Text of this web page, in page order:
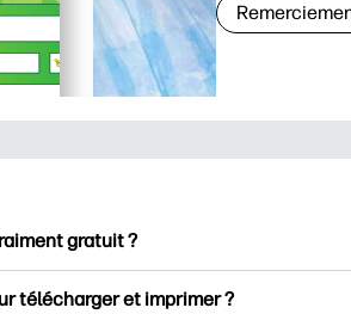
gratuit ?
télécharger et imprimer ?